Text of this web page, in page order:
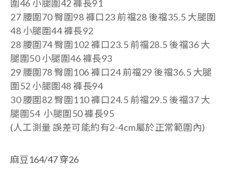
圍46 小腿圍42 褲長91
27 腰圍70 臀圍98 褲口23 前襠28 後襠35.5 大腿圍
48 小腿圍44 褲長92
28 腰圍74 臀圍102 褲口23.5 前襠28.5 後襠36 大
腿圍50 小腿圍46 褲長93
29 腰圍78 臀圍106 褲口24 前襠29 後襠36.5 大腿
圍52 小腿圍48 褲長94
30 腰圍82 臀圍110 褲口24.5 前襠29.5 後襠37 大
腿圍54 小腿圍50 褲長95
(人工測量 誤差可能約有2-4cm屬於正常範圍內)
麻豆164/47 穿26